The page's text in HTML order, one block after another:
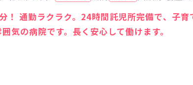
！ 通勤ラクラク。24時間託児所完備で、子
気の病院です。長く安心して働けます。